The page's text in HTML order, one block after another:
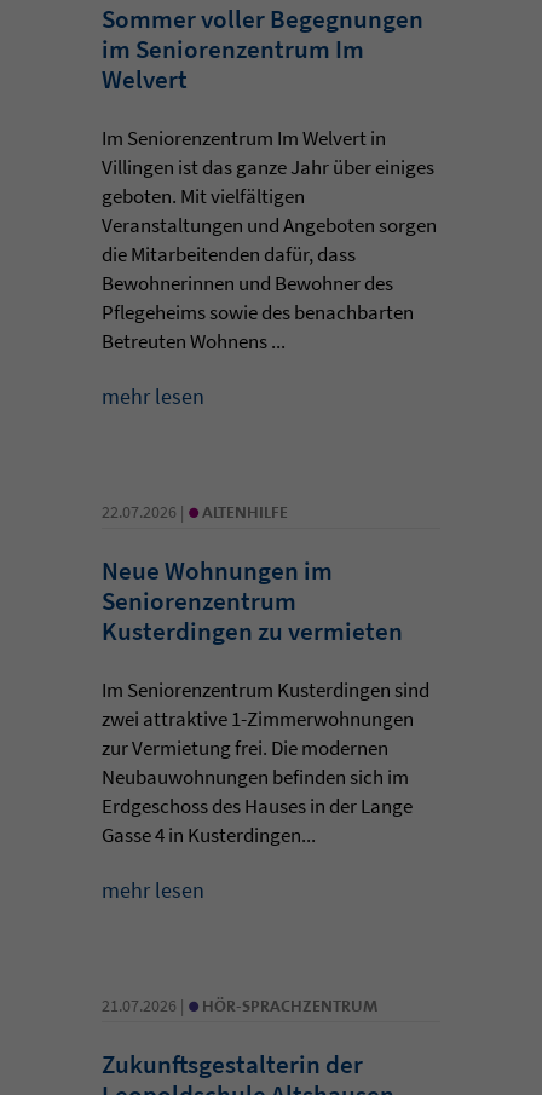
Sommer voller Begegnungen
im Seniorenzentrum Im
Welvert
Im Seniorenzentrum Im Welvert in
Villingen ist das ganze Jahr über einiges
geboten. Mit vielfältigen
Veranstaltungen und Angeboten sorgen
die Mitarbeitenden dafür, dass
Bewohnerinnen und Bewohner des
Pflegeheims sowie des benachbarten
Betreuten Wohnens ...
mehr lesen
22.07.2026 | • ALTENHILFE
Neue Wohnungen im
Seniorenzentrum
Kusterdingen zu vermieten
Im Seniorenzentrum Kusterdingen sind
zwei attraktive 1-Zimmerwohnungen
zur Vermietung frei. Die modernen
Neubauwohnungen befinden sich im
Erdgeschoss des Hauses in der Lange
Gasse 4 in Kusterdingen...
mehr lesen
21.07.2026 | • HÖR-SPRACHZENTRUM
Zukunftsgestalterin der